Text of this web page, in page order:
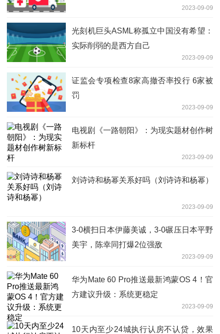
2023-09-09
光刻机巨头ASML称孤立中国没有希望：
实际削弱的是西方自己
2023-09-09
证监会专项检查8家高撤否率投行 6家被
罚
2023-09-09
电视剧《一路朝阳》：为现实题材创作树
新标杆
2023-09-09
刘诗诗和杨幂关系好吗（刘诗诗和杨幂）
2023-09-09
3-0横扫日本伊藤美诚，3-0碾压日本平野
美宇，陈幸同打爆2位强敌
2023-09-09
华为Mate 60 Pro推送最新鸿蒙OS 4！官
方建议升级：系统更稳定
2023-09-09
10天内至少24城执行认房不认贷，效果